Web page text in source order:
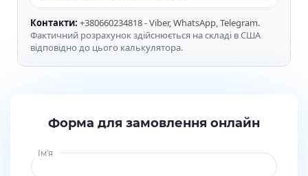
Контакти: +380660234818 - Viber, WhatsApp, Telegram.
Фактичний розрахунок здійснюється на складі в США
відповідно до цього калькулятора.
Форма для замовлення онлайн
Ім'я